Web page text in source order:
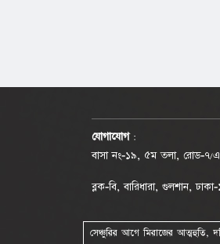
যোগাযোগ :
বাসা নং-১৯, ৫ম তলা, রোড-৭/
ব্লক-বি, বারিধারা, গুলশান,
সেঞ্চুরির আগে মিরাজের আত্মহুতি,